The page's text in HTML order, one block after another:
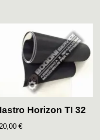
Horizon TI 32
€